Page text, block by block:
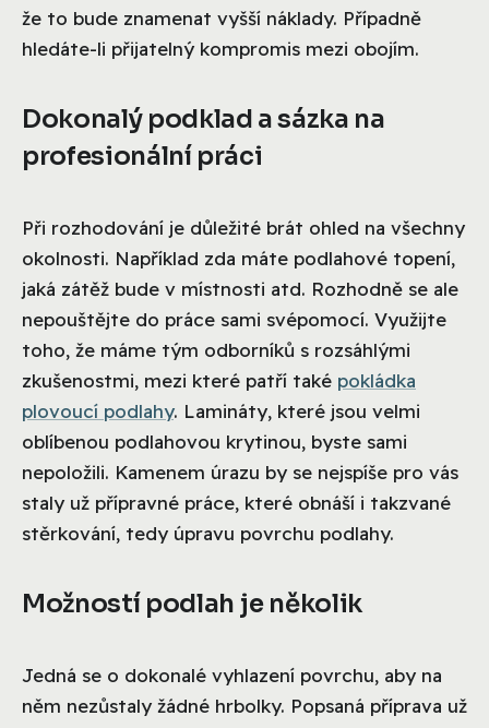
že to bude znamenat vyšší náklady. Případně
hledáte-li přijatelný kompromis mezi obojím.
Dokonalý podklad a sázka na
profesionální práci
Při rozhodování je důležité brát ohled na všechny
okolnosti. Například zda máte podlahové topení,
jaká zátěž bude v místnosti atd. Rozhodně se ale
nepouštějte do práce sami svépomocí. Využijte
toho, že máme tým odborníků s rozsáhlými
zkušenostmi, mezi které patří také pokládka
plovoucí podlahy. Lamináty, které jsou velmi
oblíbenou podlahovou krytinou, byste sami
nepoložili. Kamenem úrazu by se nejspíše pro vás
staly už přípravné práce, které obnáší i takzvané
stěrkování, tedy úpravu povrchu podlahy.
Možností podlah je několik
Jedná se o dokonalé vyhlazení povrchu, aby na
něm nezůstaly žádné hrbolky. Popsaná příprava už